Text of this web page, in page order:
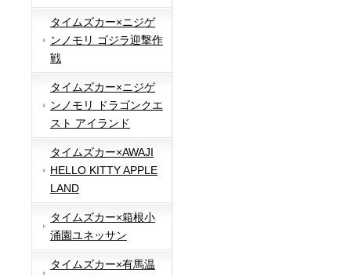
タイムズカー×ニジゲ
ンノモリ ゴジラ迎撃作
戦
タイムズカー×ニジゲ
ンノモリ ドラゴンクエ
スト アイランド
タイムズカー×AWAJI
HELLO KITTY APPLE
LAND
タイムズカー×箱根小
涌園ユネッサン
タイムズカー×有馬温